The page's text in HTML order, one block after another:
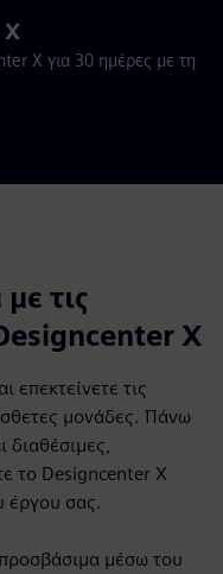
X
X για 30 ημέρες με τη
τις
X
επεκτείνετε τις
μονάδες. Πάνω
το Designcenter X
έργου σας.
μέσω του